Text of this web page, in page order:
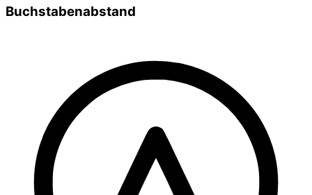
Buchstabenabstand